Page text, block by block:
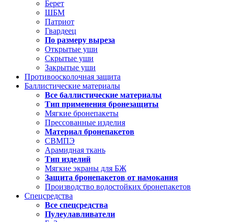
Берет
ШБМ
Патриот
Гвардеец
По размеру выреза
Открытые уши
Скрытые уши
Закрытые уши
Противоосколочная защита
Баллистические материалы
Все баллистические материалы
Тип применения бронезащиты
Мягкие бронепакеты
Прессованные изделия
Материал бронепакетов
СВМПЭ
Арамидная ткань
Тип изделий
Мягкие экраны для БЖ
Защита бронепакетов от намокания
Производство водостойких бронепакетов
Спецсредства
Все спецсредства
Пулеулавливатели